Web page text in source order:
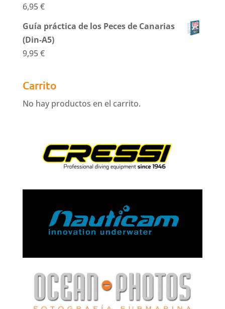
6,95€
Guía práctica de los Peces de Canarias
(Din-A5)
9,95€
Carrito
No hay productos en el carrito.